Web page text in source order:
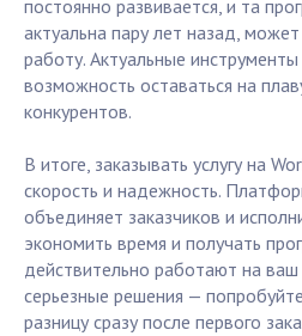
постоянно развивается, и та
актуальна пару лет назад,
работу. Актуальные
возможность оставаться на
конкурентов.
В итоге, заказывать услугу на
скорость и надежность.
объединяет заказчиков и
экономить время и получать
действительно работают на ваш
серьезные решения —
разницу сразу после первого